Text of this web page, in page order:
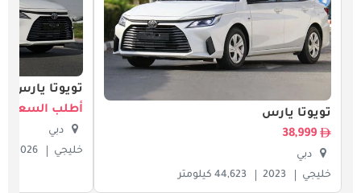
تويوتا يارس
38,999
دبي
خليجي
2023 44,623 كيلومتر
تويوتا يارس
أطلب السعر
دبي
خليجي
2026